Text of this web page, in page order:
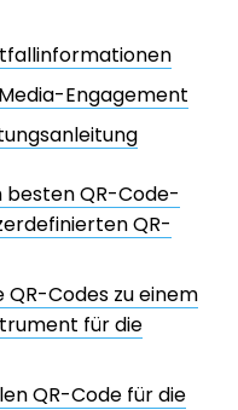
Engagement
besten QR-Code-
QR-
Codes zu einem
für die
QR-Code für die